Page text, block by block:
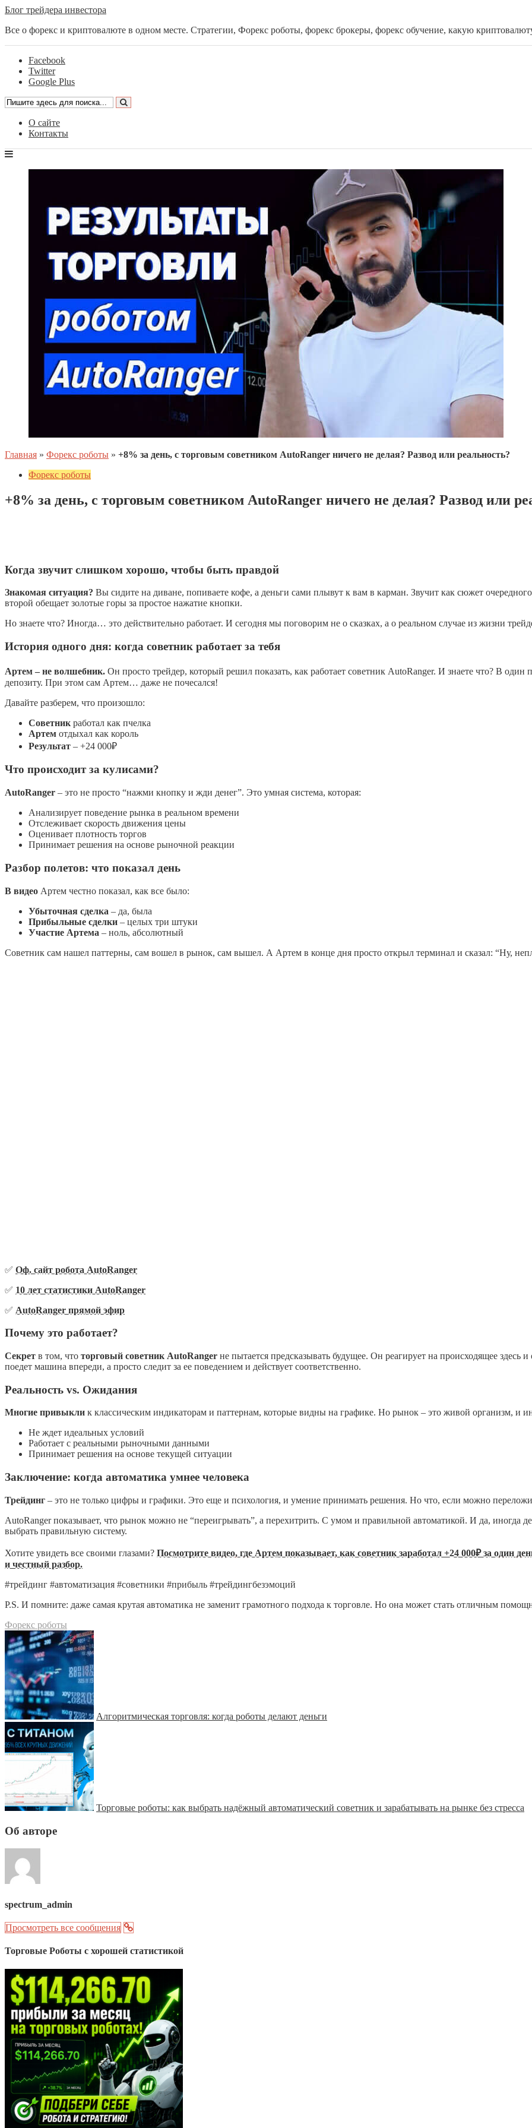
Блог трейдера инвестора
Все о форекс и криптовалюте в одном месте. Стратегии, Форекс роботы, форекс брокеры, форекс обучение, какую
Facebook
Twitter
Google Plus
О сайте
Контакты
Главная » Форекс роботы » +8% за день, с торговым советником AutoRanger ничего не делая? Развод или реальность?
Форекс роботы
+8% за день, с торговым советником AutoRanger ничего не делая? Развод или
Когда звучит слишком хорошо, чтобы быть правдой
Знакомая ситуация? Вы сидите на диване, попиваете кофе, а деньги сами плывут к вам в карман. Звучит как сюжет
второй обещает золотые горы за простое нажатие кнопки.
Но знаете что? Иногда… это действительно работает. И сегодня мы поговорим не о сказках, а о реальном случае из жизни
История одного дня: когда советник работает за тебя
Артем – не волшебник. Он просто трейдер, который решил показать, как работает советник AutoRanger. И знаете что? В
депозиту. При этом сам Артем… даже не почесался!
Давайте разберем, что произошло:
Советник работал как пчелка
Артем отдыхал как король
Результат – +24 000₽
Что происходит за кулисами?
AutoRanger – это не просто “нажми кнопку и жди денег”. Это умная система, которая:
Анализирует поведение рынка в реальном времени
Отслеживает скорость движения цены
Оценивает плотность торгов
Принимает решения на основе рыночной реакции
Разбор полетов: что показал день
В видео Артем честно показал, как все было:
Убыточная сделка – да, была
Прибыльные сделки – целых три штуки
Участие Артема – ноль, абсолютный
Советник сам нашел паттерны, сам вошел в рынок, сам вышел. А Артем в конце дня просто открыл терминал и сказал: “Ну,
✅ Оф. сайт робота AutoRanger
✅ 10 лет статистики AutoRanger
✅ AutoRanger прямой эфир
Почему это работает?
Секрет в том, что торговый советник AutoRanger не пытается предсказывать будущее. Он реагирует на происходящее здесь
поедет машина впереди, а просто следит за ее поведением и действует соответственно.
Реальность vs. Ожидания
Многие привыкли к классическим индикаторам и паттернам, которые видны на графике. Но рынок – это живой организм, и
Не ждет идеальных условий
Работает с реальными рыночными данными
Принимает решения на основе текущей ситуации
Заключение: когда автоматика умнее человека
Трейдинг – это не только цифры и графики. Это еще и психология, и умение принимать решения. Но что, если можно
AutoRanger показывает, что рынок можно не “переигрывать”, а перехитрить. С умом и правильной автоматикой. И да, иногда
выбрать правильную систему.
Хотите увидеть все своими глазами? Посмотрите видео, где Артем показывает, как советник заработал +24 000₽ за один
и честный разбор.
#трейдинг #автоматизация #советники #прибыль #трейдингбезэмоций
P.S. И помните: даже самая крутая автоматика не заменит грамотного подхода к торговле. Но она может стать отличным
Форекс роботы
Алгоритмическая торговля: когда роботы делают деньги
Торговые роботы: как выбрать надёжный автоматический советник и зарабатывать на рынке без стресса
Об авторе
spectrum_admin
Просмотреть все сообщения
Торговые Роботы с хорошей статистикой